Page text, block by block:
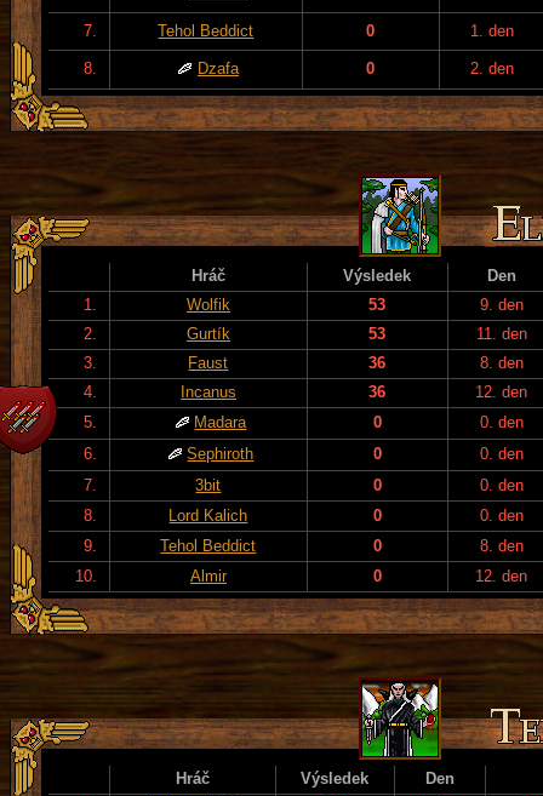
7. Tehol Beddict 0 1. den
8. Dzafa 0 2. den
Hráč Výsledek
Den
1.
Wolfik 53
9. den
2.
Gurtík 53
11. den
3.
Faust 36
8. den
4.
Incanus 36
12. den
5.
Madara 0
0. den
6.
Sephiroth 0
0. den
7.
3bit 0
0. den
8.
Lord Kalich 0
0. den
9.
Tehol Beddict 0
8. den
10.
Almir 0 12. den
Hráč Výsledek
Den